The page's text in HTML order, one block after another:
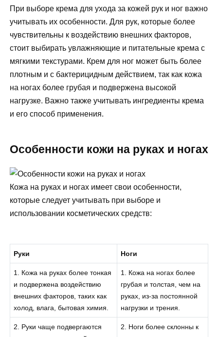
При выборе крема для ухода за кожей рук и ног важно
учитывать их особенности. Для рук, которые более
чувствительны к воздействию внешних факторов,
стоит выбирать увлажняющие и питательные крема с
мягкими текстурами. Крем для ног может быть более
плотным и с бактерицидным действием, так как кожа
на ногах более грубая и подвержена высокой
нагрузке. Важно также учитывать ингредиенты крема
и его способ применения.
Особенности кожи на руках и ногах
Кожа на руках и ногах имеет свои особенности,
которые следует учитывать при выборе и
использовании косметических средств:
Руки Ноги
1. Кожа на руках более тонкая
и подвержена воздействию
внешних факторов, таких как
холод, влага, бытовая химия.
1. Кожа на ногах более
грубая и толстая, чем на
руках, из-за постоянной
нагрузки и трения.
2. Руки чаще подвергаются
2. Ноги более склонны к